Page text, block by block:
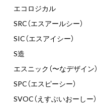
エコロジカル
SRC（エスアールシー）
SIC（エスアイシー）
S造
エスニック（〜なデザイン）
SPC（エスピーシー）
SVOC（えすぶいおーしー）